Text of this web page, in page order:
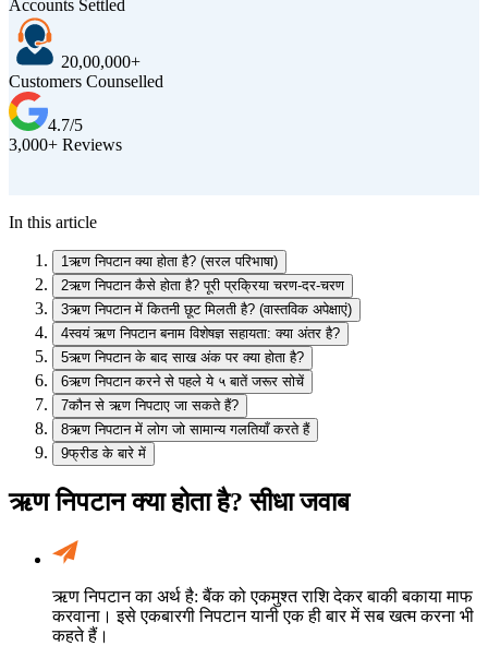
Accounts Settled
20,00,000+
Customers Counselled
4.7/5
3,000+ Reviews
In this article
1ऋण निपटान क्या होता है? (सरल परिभाषा)
2ऋण निपटान कैसे होता है? पूरी प्रक्रिया चरण-दर-चरण
3ऋण निपटान में कितनी छूट मिलती है? (वास्तविक अपेक्षाएं)
4स्वयं ऋण निपटान बनाम विशेषज्ञ सहायता: क्या अंतर है?
5ऋण निपटान के बाद साख अंक पर क्या होता है?
6ऋण निपटान करने से पहले ये ५ बातें जरूर सोचें
7कौन से ऋण निपटाए जा सकते हैं?
8ऋण निपटान में लोग जो सामान्य गलतियाँ करते हैं
9फ्रीड के बारे में
ऋण निपटान क्या होता है? सीधा जवाब
ऋण निपटान का अर्थ है: बैंक को एकमुश्त राशि देकर बाकी बकाया माफ
करवाना। इसे एकबारगी निपटान यानी एक ही बार में सब खत्म करना भी
कहते हैं।